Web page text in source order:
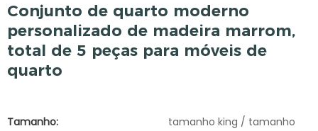
Conjunto de quarto moderno
personalizado de madeira marrom,
total de 5 peças para móveis de
quarto
Tamanho:
tamanho king / tamanho